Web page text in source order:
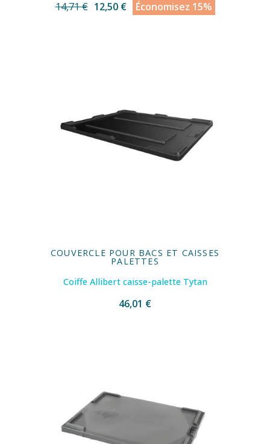
14,71 € 12,50 € Économisez 15%
COUVERCLE POUR BACS ET CAISSES
PALETTES
Coiffe Allibert caisse-palette Tytan
46,01 €